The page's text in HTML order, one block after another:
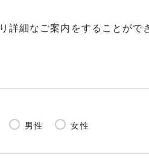
詳細なご案内をすることがで
男性 女性